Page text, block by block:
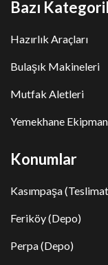
Bazı
Hazırlık Araçları
Bulaşık Makineleri
Mutfak Aletleri
Yemekhane
Konumlar
Kasımpaşa
Feriköy (Depo)
Perpa (Depo)